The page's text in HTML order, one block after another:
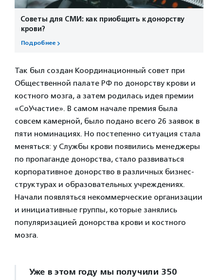
Советы для СМИ: как приобщить к донорству
крови?
Подробнее
Так был создан Координационный совет при
Общественной палате РФ по донорству крови и
костного мозга, а затем родилась идея премии
«СоУчастие». В самом начале премия была
совсем камерной, было подано всего 26 заявок в
пяти номинациях. Но постепенно ситуация стала
меняться: у Службы крови появились менеджеры
по пропаганде донорства, стало развиваться
корпоративное донорство в различных бизнес-
структурах и образовательных учреждениях.
Начали появляться некоммерческие организации
и инициативные группы, которые занялись
популяризацией донорства крови и костного
мозга.
Уже в этом году мы получили 350